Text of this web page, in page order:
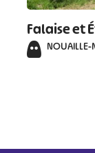
Falaise et
NOUAILLE-